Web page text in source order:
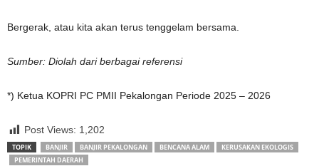
Bergerak, atau kita akan terus tenggelam bersama.
Sumber: Diolah dari berbagai referensi
*) Ketua KOPRI PC PMII Pekalongan Periode 2025 – 2026
Post Views: 1,202
TOPIK BANJIR BANJIR PEKALONGAN BENCANA ALAM
KERUSAKAN EKOLOGIS
PEMERINTAH DAERAH